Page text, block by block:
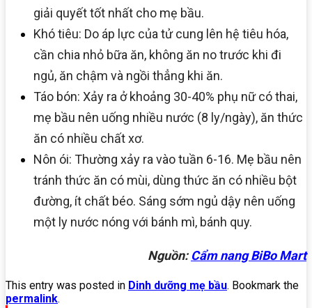
giải quyết tốt nhất cho mẹ bầu.
Khó tiêu: Do áp lực của tử cung lên hệ tiêu hóa,
cần chia nhỏ bữa ăn, không ăn no trước khi đi
ngủ, ăn chậm và ngồi thẳng khi ăn.
Táo bón: Xảy ra ở khoảng 30-40% phụ nữ có thai,
mẹ bầu nên uống nhiều nước (8 ly/ngày), ăn thức
ăn có nhiều chất xơ.
Nôn ói: Thường xảy ra vào tuần 6-16. Mẹ bầu nên
tránh thức ăn có mùi, dùng thức ăn có nhiều bột
đường, ít chất béo. Sáng sớm ngủ dậy nên uống
một ly nước nóng với bánh mì, bánh quy.
Nguồn: Cẩm nang BiBo Mart
This entry was posted in Dinh dưỡng mẹ bầu. Bookmark the
permalink.